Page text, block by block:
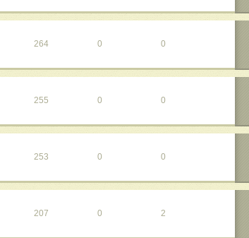
264 0 0
255 0 0
253 0 0
207 0 2